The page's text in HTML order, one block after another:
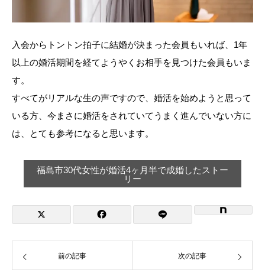
入会からトントン拍子に結婚が決まった会員もいれば、1年
以上の婚活期間を経てようやくお相手を見つけた会員もいま
す。
すべてがリアルな生の声ですので、婚活を始めようと思って
いる方、今まさに婚活をされていてうまく進んでいない方に
は、とても参考になると思います。
福島市30代女性が婚活4ヶ月半で成婚したストー
リー
前の記事 次の記事